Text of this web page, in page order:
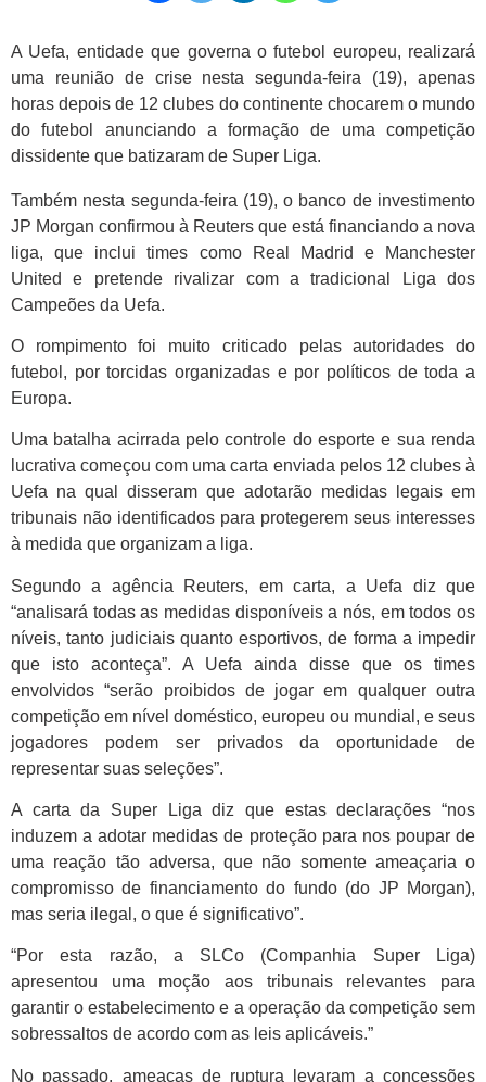
A Uefa, entidade que governa o futebol europeu, realizará
uma reunião de crise nesta segunda-feira (19), apenas
horas depois de 12 clubes do continente chocarem o mundo
do futebol anunciando a formação de uma competição
dissidente que batizaram de Super Liga.
Também nesta segunda-feira (19), o banco de investimento
JP Morgan confirmou à Reuters que está financiando a nova
liga, que inclui times como Real Madrid e Manchester
United e pretende rivalizar com a tradicional Liga dos
Campeões da Uefa.
O rompimento foi muito criticado pelas autoridades do
futebol, por torcidas organizadas e por políticos de toda a
Europa.
Uma batalha acirrada pelo controle do esporte e sua renda
lucrativa começou com uma carta enviada pelos 12 clubes à
Uefa na qual disseram que adotarão medidas legais em
tribunais não identificados para protegerem seus interesses
à medida que organizam a liga.
Segundo a agência Reuters, em carta, a Uefa diz que
“analisará todas as medidas disponíveis a nós, em todos os
níveis, tanto judiciais quanto esportivos, de forma a impedir
que isto aconteça”. A Uefa ainda disse que os times
envolvidos “serão proibidos de jogar em qualquer outra
competição em nível doméstico, europeu ou mundial, e seus
jogadores podem ser privados da oportunidade de
representar suas seleções”.
A carta da Super Liga diz que estas declarações “nos
induzem a adotar medidas de proteção para nos poupar de
uma reação tão adversa, que não somente ameaçaria o
compromisso de financiamento do fundo (do JP Morgan),
mas seria ilegal, o que é significativo”.
“Por esta razão, a SLCo (Companhia Super Liga)
apresentou uma moção aos tribunais relevantes para
garantir o estabelecimento e a operação da competição sem
sobressaltos de acordo com as leis aplicáveis.”
No passado, ameaças de ruptura levaram a concessões